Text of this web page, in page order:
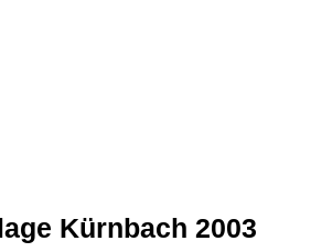
Kürnbach 2003